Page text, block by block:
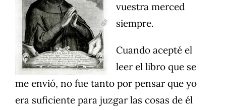
vuestra merced
siempre.
Cuando acepté el
leer el libro que se
me envió, no fue tanto por pensar que yo
era suficiente para juzgar las cosas de él